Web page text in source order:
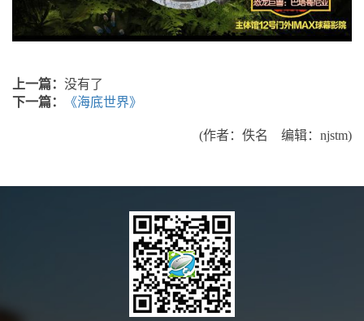
上一篇： 没有了
下一篇：
《海底世界》
(作者：佚名 编辑：njstm)